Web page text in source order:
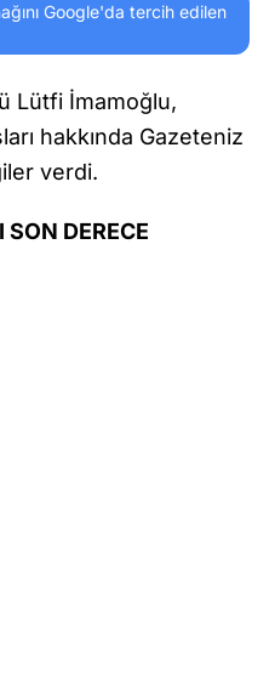
Google'da tercih edilen
Lütfi İmamoğlu,
hakkında Gazeteniz
verdi.
SON DERECE